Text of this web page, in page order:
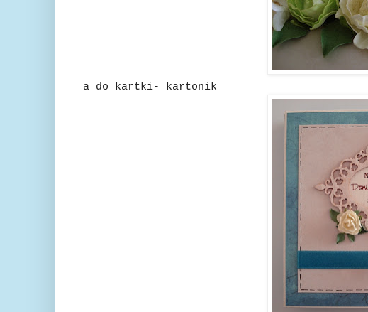
a do kartki- kartonik